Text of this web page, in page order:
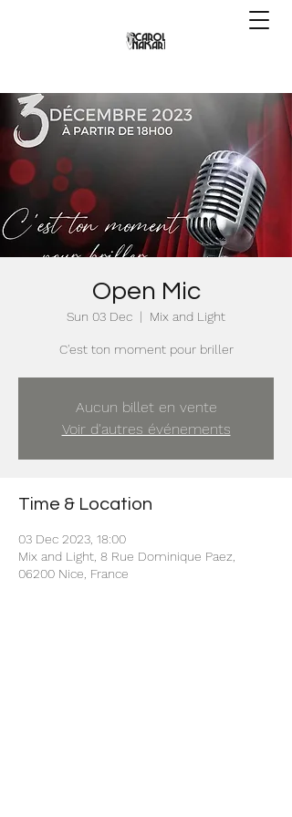
Open Mic
Sun 03 Dec
  |
Mix and Light
C'est ton moment pour briller
Aucun billet en vente
Voir d'autres événements
Time & Location
03 Dec 2023, 18:00
Mix and Light, 8 Rue Dominique Paez,
06200 Nice, France